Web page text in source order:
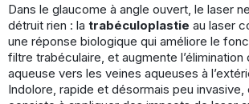
Dans le glaucome à angle ouvert, le laser
détruit rien : la trabéculoplastie au laser
une réponse biologique qui améliore le
filtre trabéculaire, et augmente l’élimination
aqueuse vers les veines aqueuses à
Indolore, rapide et désormais peu